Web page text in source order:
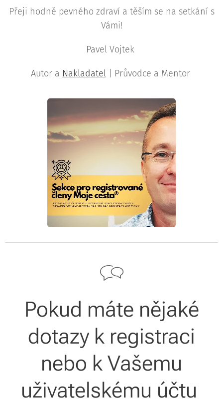
Přeji hodně pevného zdraví a těším se na setkání s
Vámi!
Pavel Vojtek
Autor a Nakladatel| Průvodce a Mentor
Pokud máte nějaké
dotazy k registraci
nebo k Vašemu
uživatelskému účtu